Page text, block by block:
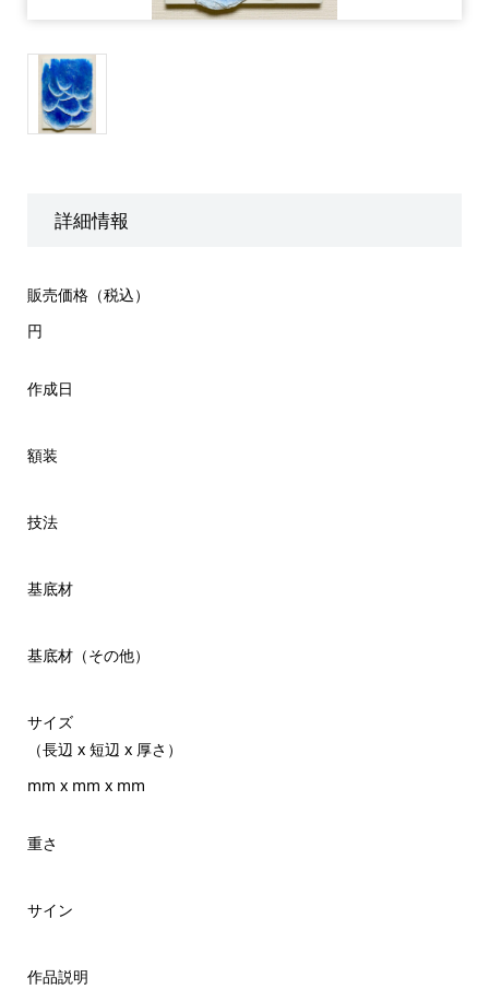
詳細情報
販売価格（税込）
円
作成日
額装
技法
基底材
基底材（その他）
サイズ
（長辺 x 短辺 x 厚さ）
mm x mm x mm
重さ
サイン
作品説明